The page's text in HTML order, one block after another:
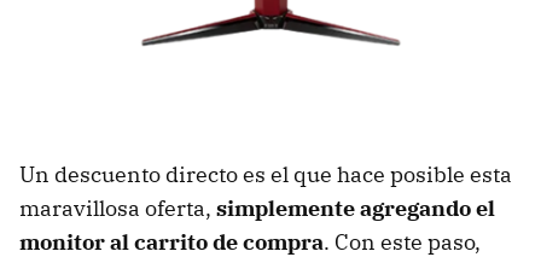
Un descuento directo es el que hace posible esta
maravillosa oferta, simplemente agregando el
monitor al carrito de compra. Con este paso,